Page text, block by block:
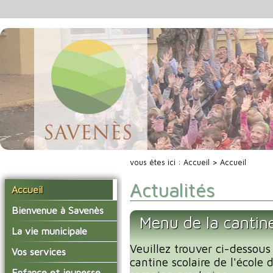
Accueil
Bienvenue à Savenès
Situer Savenès
Savenès en chiffre
L'histoire du village
La vie municipale
Vos élus
Les compte-rendus du
Vos services
La mairie
vous êtes ici : Accueil > Accueil
Actualités
Menu de la
Veuillez trouver ci-
cantine scolaire de l'école